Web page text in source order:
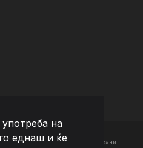
на
еднаш и ќе
Macedonia - Сите права задржани